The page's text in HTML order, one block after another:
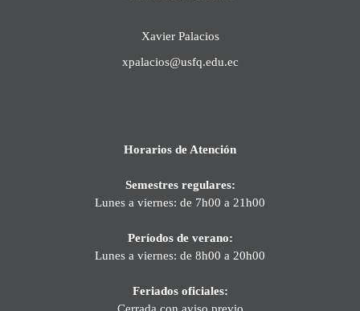
Xavier Palacios
xpalacios@usfq.edu.ec
Horarios de Atención
Semestres regulares:
Lunes a viernes: de 7h00 a 21h00
Períodos de verano:
Lunes a viernes: de 8h00 a 20h00
Feriados oficiales:
Cerrada con aviso previo